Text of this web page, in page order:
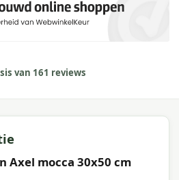
van 161 reviews
Axel mocca 30x50 cm